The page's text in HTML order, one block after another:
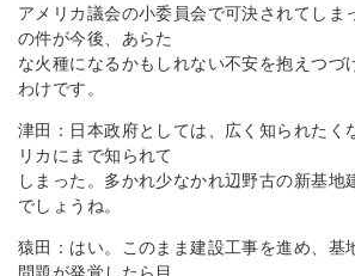
アメリカ議会の小委員会で可決されてしま
の件が今後、あらた
な火種になるかもしれない不安を抱えつづ
わけです。
津田：日本政府としては、広く知られたく
リカにまで知られて
しまった。多かれ少なかれ辺野古の新基地
でしょうね。
猿田：はい。このまま建設工事を進め、基